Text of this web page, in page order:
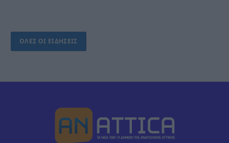
ΟΛΕΣ ΟΙ ΕΙΔΗΣΕΙΣ